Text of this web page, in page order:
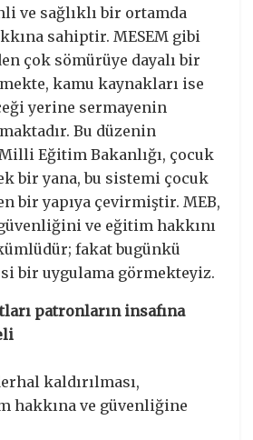
ve sağlıklı bir ortamda
sahiptir. MESEM gibi
çok sömürüye dayalı bir
kamu kaynakları ise
yerine sermayenin
Bu düzenin
Eğitim Bakanlığı, çocuk
bir yana, bu sistemi çocuk
bir yapıya çevirmiştir. MEB,
ve eğitim hakkını
fakat bugünkü
bir uygulama görmekteyiz.
patronların insafına
kaldırılması,
hakkına ve güvenliğine